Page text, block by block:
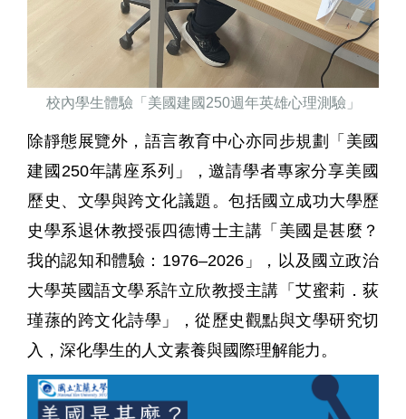
校內學生體驗「美國建國250週年英雄心理測驗」
除靜態展覽外，語言教育中心亦同步規劃「美國
建國250年講座系列」，邀請學者專家分享美國
歷史、文學與跨文化議題。包括國立成功大學歷
史學系退休教授張四德博士主講「美國是甚麼？
我的認知和體驗：1976–2026」，以及國立政治
大學英國語文學系許立欣教授主講「艾蜜莉．荻
瑾蓀的跨文化詩學」，從歷史觀點與文學研究切
入，深化學生的人文素養與國際理解能力。